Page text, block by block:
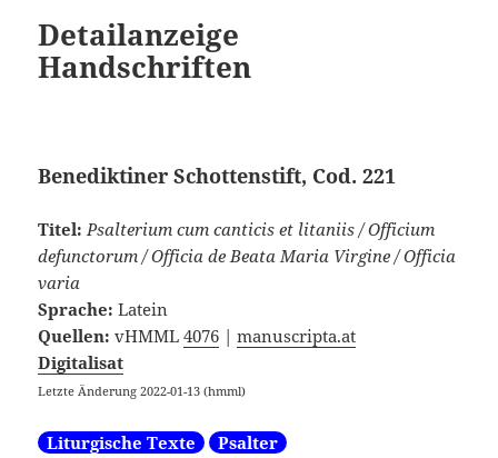
Detailanzeige
Handschriften
Benediktiner Schottenstift, Cod. 221
Titel:Psalterium cum canticis et litaniis / Officium
defunctorum / Officia de Beata Maria Virgine / Officia
varia
Sprache:Latein
Quellen:vHMML4076 |manuscripta.at
Digitalisat
Letzte Änderung 2022-01-13 (hmml)
Liturgische Texte Psalter